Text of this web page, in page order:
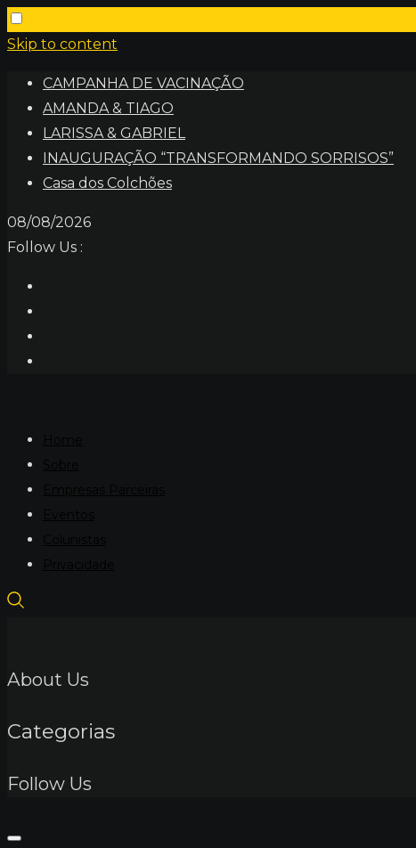
Skip to content
CAMPANHA DE VACINAÇÃO
AMANDA & TIAGO
LARISSA & GABRIEL
INAUGURAÇÃO “TRANSFORMANDO SORRISOS”
Casa dos Colchões
08/08/2026
Follow Us :
About Us
Categorias
Follow Us